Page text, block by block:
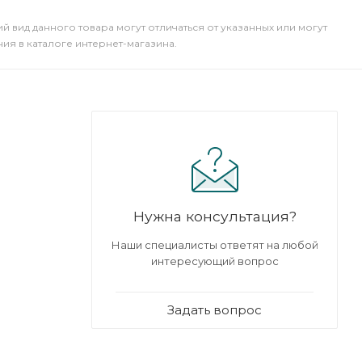
вид данного товара могут отличаться от указанных или могут
в каталоге интернет-магазина.
Нужна консультация?
Наши специалисты ответят на любой
интересующий вопрос
Задать вопрос